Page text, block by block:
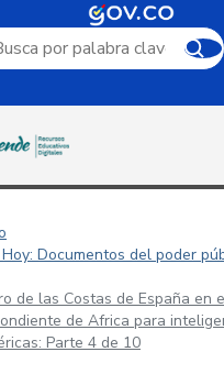
de búsqueda por
Documentos del poder
de las Costas de España en
de Africa para
Parte 4 de 10